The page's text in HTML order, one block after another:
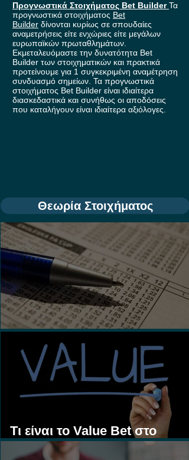
Προγνωστικά Στοιχήματος Bet BuilderΤα
προγνωστικά στοιχήματος Bet
Builder δίνονται κυρίως σε σπουδαίες
αναμετρήσεις είτε ενχώριες είτε μεγάλων
ευρωπαϊκών πρωταθλημάτων.
Εκμεταλευόμαστε την δυνατότητα Bet
Builder των στοιχηματικών και πρακτικά
προτείνουμε για 1 συγκεκριμένη αναμέτρηση
συνδυασμό σημείων. Τα προγνωστικά
στοιχήματος Bet Builder είναι ιδιαίτερα
διασκεδαστικά και συνήθως οι αποδόσεις
που καταλήγουν είναι ιδιαίτερα αξιόλογες.
Θεωρία Στοιχήματος
Τι είναι το Value Bet στο
Στοίχημα;